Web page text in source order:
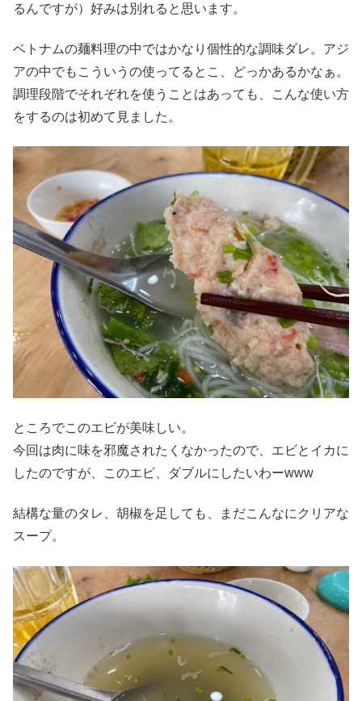
るんですが）好みは別れると思います。
ベトナムの麺料理の中ではかなり個性的な調味ダレ。アジ
アの中でもこういうの使ってるとこ、どっかあるかなぁ。
調理段階でそれぞれを使うことはあっても、こんな使い方
をするのは初めて見ました。
ところでこのエビが美味しい。
今回は肉に味を邪魔されたくなかったので、エビとイカに
したのですが、このエビ、ダブルにしたいわーwww
結構な量のタレ、胡椒を足しても、まだこんなにクリアな
スープ。